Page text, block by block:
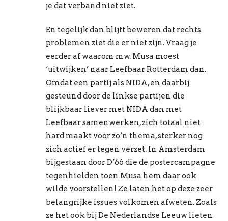
je dat verband niet ziet.
En tegelijk dan blijft beweren dat rechts
problemen ziet die er niet zijn. Vraag je
eerder af waarom mw. Musa moest
‘uitwijken’ naar Leefbaar Rotterdam dan.
Omdat een partij als NIDA, en daarbij
gesteund door de linkse partijen die
blijkbaar liever met NIDA dan met
Leefbaar samenwerken, zich totaal niet
hard maakt voor zo’n thema, sterker nog
zich actief er tegen verzet. In Amsterdam
bijgestaan door D’66 die de postercampagne
tegenhielden toen Musa hem daar ook
wilde voorstellen! Ze laten het op deze zeer
belangrijke issues volkomen afweten. Zoals
ze het ook bij De Nederlandse Leeuw lieten